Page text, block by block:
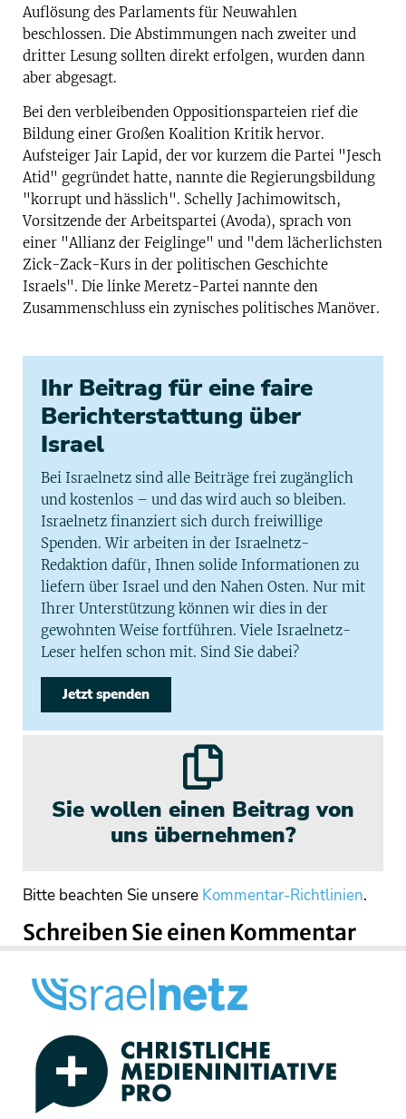
Auflösung des Parlaments für Neuwahlen
beschlossen. Die Abstimmungen nach zweiter und
dritter Lesung sollten direkt erfolgen, wurden dann
aber abgesagt.
Bei den verbleibenden Oppositionsparteien rief die
Bildung einer Großen Koalition Kritik hervor.
Aufsteiger Jair Lapid, der vor kurzem die Partei "Jesch
Atid" gegründet hatte, nannte die Regierungsbildung
"korrupt und hässlich". Schelly Jachimowitsch,
Vorsitzende der Arbeitspartei (Avoda), sprach von
einer "Allianz der Feiglinge" und "dem lächerlichsten
Zick-Zack-Kurs in der politischen Geschichte
Israels". Die linke Meretz-Partei nannte den
Zusammenschluss ein zynisches politisches Manöver.
Ihr Beitrag für eine faire
Berichterstattung über
Israel
Bei Israelnetz sind alle Beiträge frei zugänglich
und kostenlos – und das wird auch so bleiben.
Israelnetz finanziert sich durch freiwillige
Spenden. Wir arbeiten in der Israelnetz-
Redaktion dafür, Ihnen solide Informationen zu
liefern über Israel und den Nahen Osten. Nur mit
Ihrer Unterstützung können wir dies in der
gewohnten Weise fortführen. Viele Israelnetz-
Leser helfen schon mit. Sind Sie dabei?
Jetzt spenden
Sie wollen einen Beitrag von
uns übernehmen?
Bitte beachten Sie unsere Kommentar-Richtlinien.
Schreiben Sie einen Kommentar